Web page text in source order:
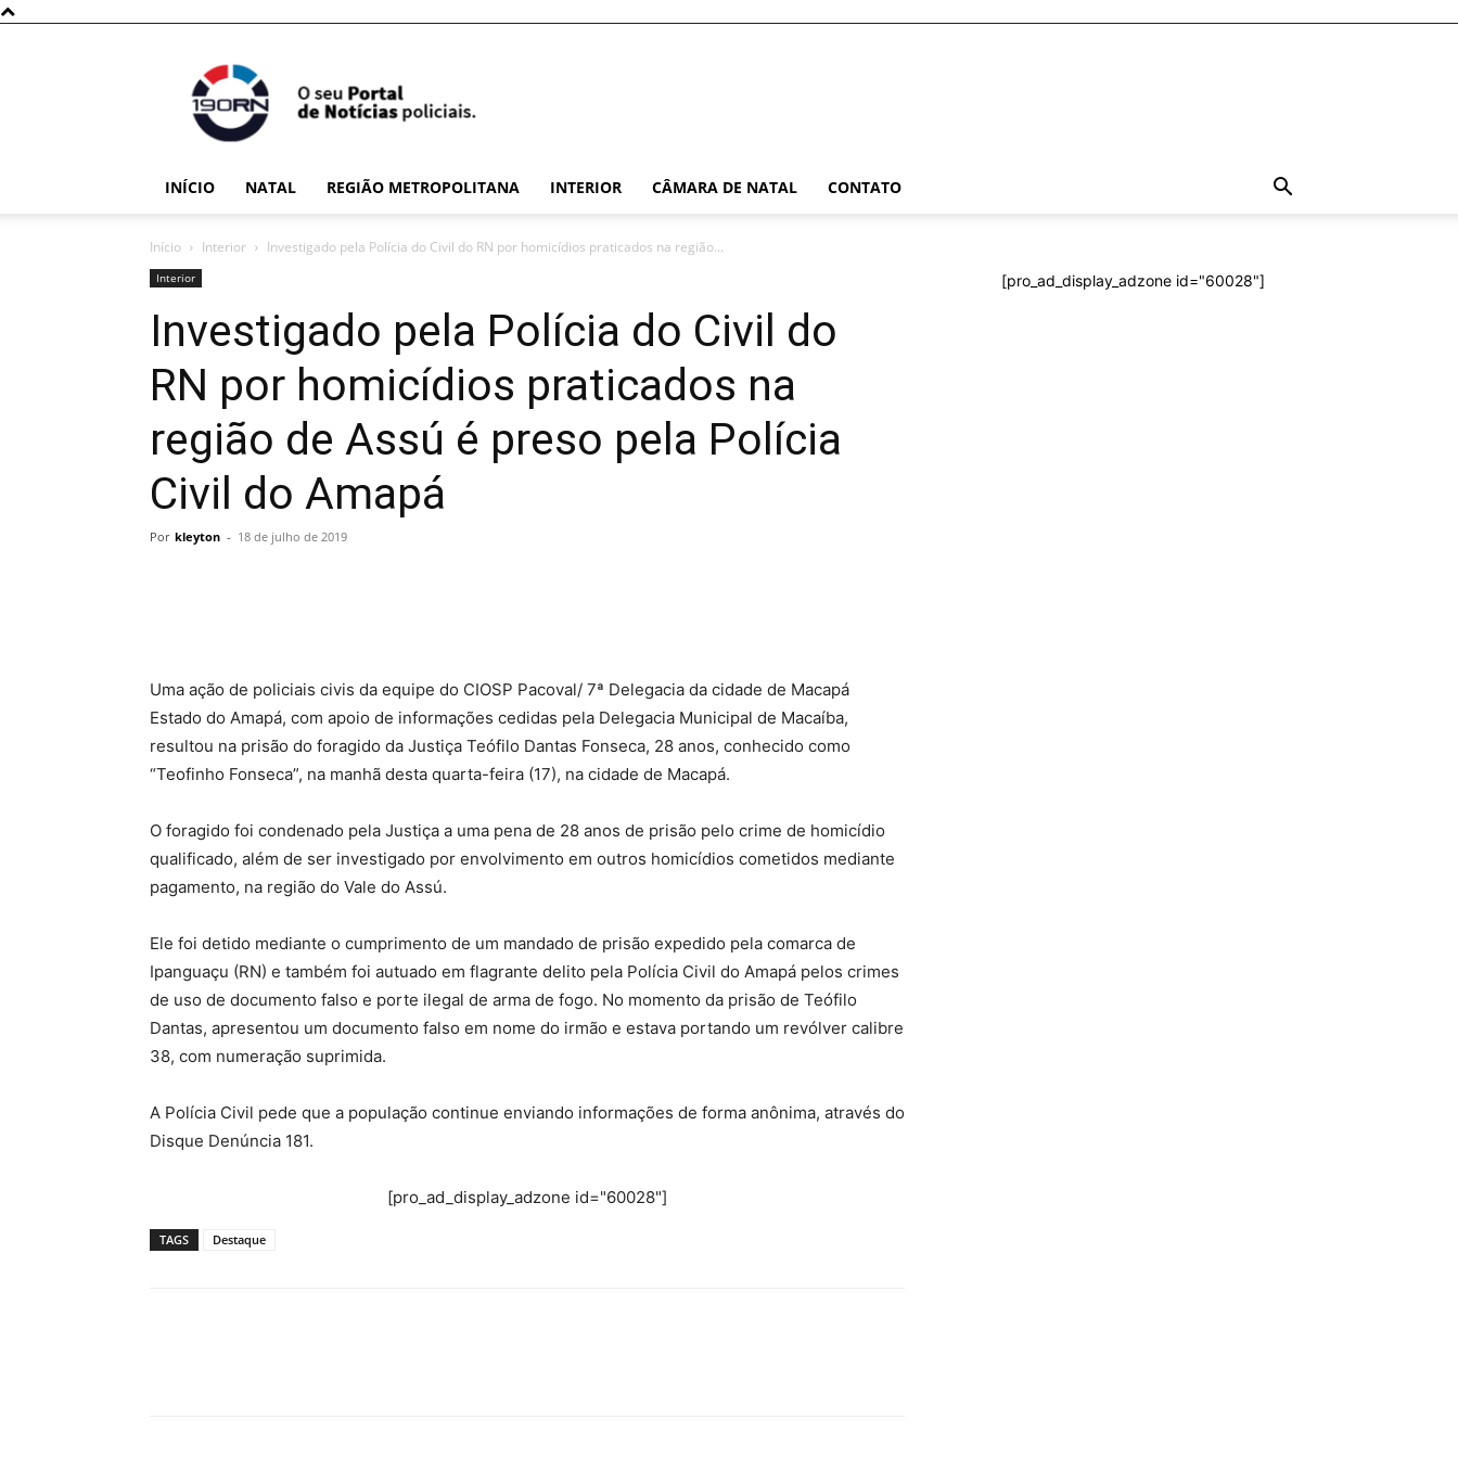
INÍCIO NATAL REGIÃO METROPOLITANA INTERIOR CÂMARA DE NATAL CONTATO
Início Interior Investigado pela Polícia do Civil do RN por homicídios praticados na região...
Interior
Investigado pela Polícia do Civil do
RN por homicídios praticados na
região de Assú é preso pela Polícia
Civil do Amapá
Por kleyton - 18 de julho de 2019
Uma ação de policiais civis da equipe do CIOSP Pacoval/ 7ª Delegacia da cidade de Macapá
Estado do Amapá, com apoio de informações cedidas pela Delegacia Municipal de Macaíba,
resultou na prisão do foragido da Justiça Teófilo Dantas Fonseca, 28 anos, conhecido como
“Teofinho Fonseca”, na manhã desta quarta-feira (17), na cidade de Macapá.
O foragido foi condenado pela Justiça a uma pena de 28 anos de prisão pelo crime de homicídio
qualificado, além de ser investigado por envolvimento em outros homicídios cometidos mediante
pagamento, na região do Vale do Assú.
Ele foi detido mediante o cumprimento de um mandado de prisão expedido pela comarca de
Ipanguaçu (RN) e também foi autuado em flagrante delito pela Polícia Civil do Amapá pelos crimes
de uso de documento falso e porte ilegal de arma de fogo. No momento da prisão de Teófilo
Dantas, apresentou um documento falso em nome do irmão e estava portando um revólver calibre
38, com numeração suprimida.
A Polícia Civil pede que a população continue enviando informações de forma anônima, através do
Disque Denúncia 181.
[pro_ad_display_adzone id="60028"]
TAGS Destaque
[pro_ad_display_adzone id="60028"]